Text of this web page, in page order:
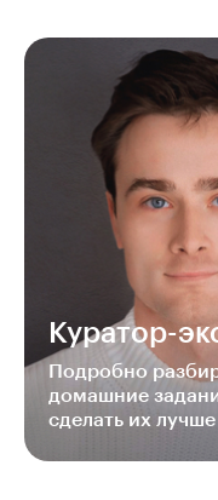
Куратор-
Подробно
домашние
сделать их лучше